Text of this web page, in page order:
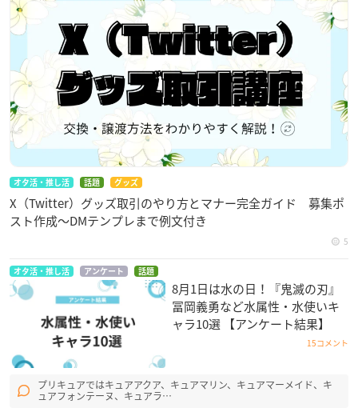
オタ活・推し活 話題 グッズ
X（Twitter）グッズ取引のやり方とマナー完全ガイド 募集ポ
スト作成〜DMテンプレまで例文付き
5
オタ活・推し活 アンケート 話題
8月1日は水の日！『鬼滅の刃』
冨岡義勇など水属性・水使いキ
ャラ10選 【アンケート結果】
15コメント
プリキュアではキュアアクア、キュアマリン、キュアマーメイド、キ
ュアフォンテーヌ、キュアラ…